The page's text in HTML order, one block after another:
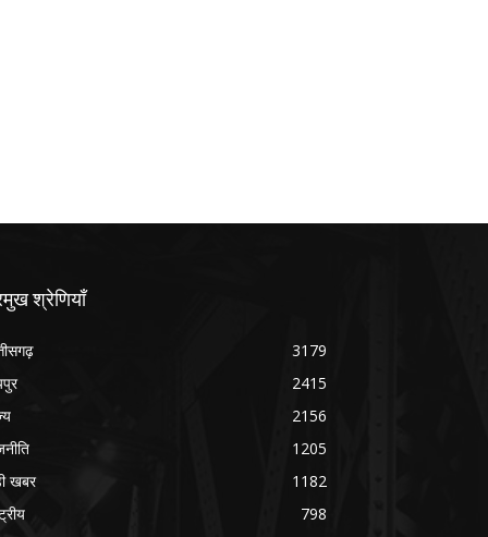
श्रेणियाँ
3179
2415
2156
1205
खबर
1182
798